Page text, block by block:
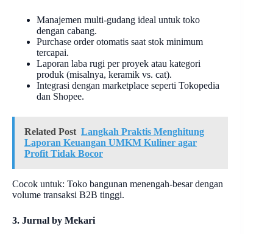
Manajemen multi-gudang ideal untuk toko
dengan cabang.
Purchase order otomatis saat stok minimum
tercapai.
Laporan laba rugi per proyek atau kategori
produk (misalnya, keramik vs. cat).
Integrasi dengan marketplace seperti Tokopedia
dan Shopee.
Related Post Langkah Praktis Menghitung
Laporan Keuangan UMKM Kuliner agar
Profit Tidak Bocor
Cocok untuk: Toko bangunan menengah-besar dengan
volume transaksi B2B tinggi.
3. Jurnal by Mekari